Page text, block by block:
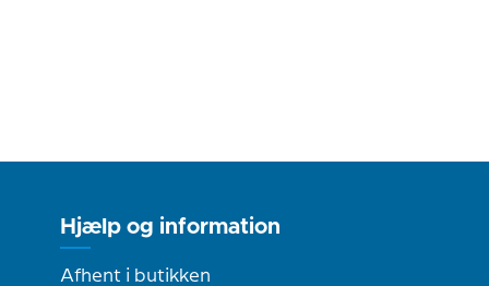
Hjælp og information
Afhent i butikken